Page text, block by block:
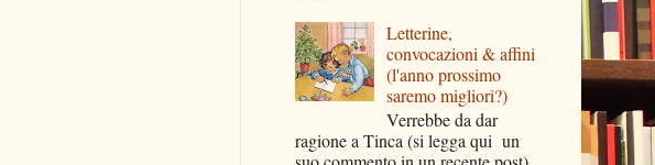
Letterine,
convocazioni & affini
(l'anno prossimo
saremo migliori?)
Verrebbe da dar
ragione a Tinca (si legga qui un